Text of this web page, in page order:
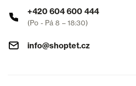
+420 604 600 444
(Po - Pá 8 – 18:30)
info@shoptet.cz